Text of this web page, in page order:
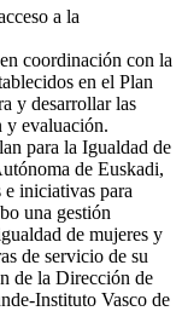
a la
coordinación con la
en el Plan
y desarrollar las
y evaluación.
para la Igualdad de
de Euskadi,
e iniciativas para
una gestión
de mujeres y
de servicio de su
de la Dirección de
Instituto Vasco de